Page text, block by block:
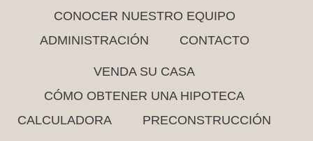
CONOCER NUESTRO EQUIPO
ADMINISTRACIÓN
CONTACTO
VENDA SU CASA
CÓMO OBTENER UNA HIPOTECA
CALCULADORA
PRECONSTRUCCIÓN